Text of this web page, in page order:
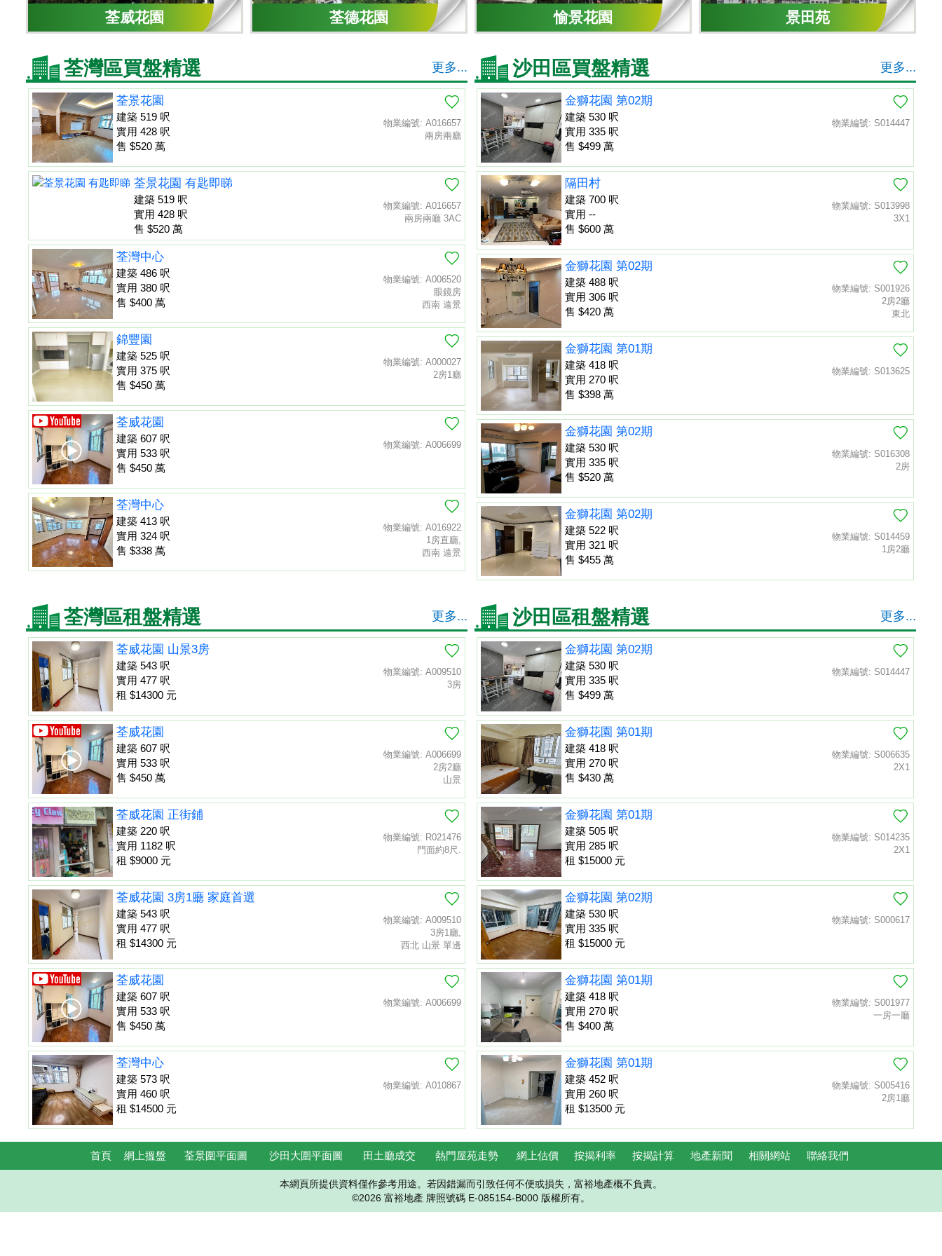
荃威花園 荃德花園 愉景花園 景田苑
荃灣區買盤精選 更多...
物業編號: A016657
兩房兩廳
荃景花園
建築 519 呎
實用 428 呎
售 $520 萬
物業編號: A016657
兩房兩廳 3AC
荃景花園 有匙即睇
建築 519 呎
實用 428 呎
售 $520 萬
物業編號: A006520
眼鏡房
西南 遠景
荃灣中心
建築 486 呎
實用 380 呎
售 $400 萬
物業編號: A000027
2房1廳
錦豐園
建築 525 呎
實用 375 呎
售 $450 萬
物業編號: A006699
荃威花園
建築 607 呎
實用 533 呎
售 $450 萬
物業編號: A016922
1房直廳,
西南 遠景
荃灣中心
建築 413 呎
實用 324 呎
售 $338 萬
沙田區買盤精選 更多...
物業編號: S014447
金獅花園 第02期
建築 530 呎
實用 335 呎
售 $499 萬
物業編號: S013998
3X1
隔田村
建築 700 呎
實用 --
售 $600 萬
物業編號: S001926
2房2廳
東北
金獅花園 第02期
建築 488 呎
實用 306 呎
售 $420 萬
物業編號: S013625
金獅花園 第01期
建築 418 呎
實用 270 呎
售 $398 萬
物業編號: S016308
2房
金獅花園 第02期
建築 530 呎
實用 335 呎
售 $520 萬
物業編號: S014459
1房2廳
金獅花園 第02期
建築 522 呎
實用 321 呎
售 $455 萬
荃灣區租盤精選 更多...
物業編號: A009510
3房
荃威花園 山景3房
建築 543 呎
實用 477 呎
租 $14300 元
物業編號: A006699
2房2廳
山景
荃威花園
建築 607 呎
實用 533 呎
售 $450 萬
物業編號: R021476
門面約8尺.
荃威花園 正街鋪
建築 220 呎
實用 1182 呎
租 $9000 元
物業編號: A009510
3房1廳,
西北 山景 單邊
荃威花園 3房1廳 家庭首選
建築 543 呎
實用 477 呎
租 $14300 元
物業編號: A006699
荃威花園
建築 607 呎
實用 533 呎
售 $450 萬
物業編號: A010867
荃灣中心
建築 573 呎
實用 460 呎
租 $14500 元
沙田區租盤精選 更多...
物業編號: S014447
金獅花園 第02期
建築 530 呎
實用 335 呎
售 $499 萬
物業編號: S006635
2X1
金獅花園 第01期
建築 418 呎
實用 270 呎
售 $430 萬
物業編號: S014235
2X1
金獅花園 第01期
建築 505 呎
實用 285 呎
租 $15000 元
物業編號: S000617
金獅花園 第02期
建築 530 呎
實用 335 呎
租 $15000 元
物業編號: S001977
一房一廳
金獅花園 第01期
建築 418 呎
實用 270 呎
售 $400 萬
物業編號: S005416
2房1廳
金獅花園 第01期
建築 452 呎
實用 260 呎
租 $13500 元
首頁 網上搵盤 荃景圍平面圖 沙田大圍平面圖 田土廳成交 熱門屋苑走勢 網上估價 按揭利率 按揭計算 地產新聞 相關網站 聯絡我們
本網頁所提供資料僅作參考用途。若因錯漏而引致任何不便或損失，富裕地產概不負責。
©2026 富裕地產 牌照號碼 E-085154-B000 版權所有。